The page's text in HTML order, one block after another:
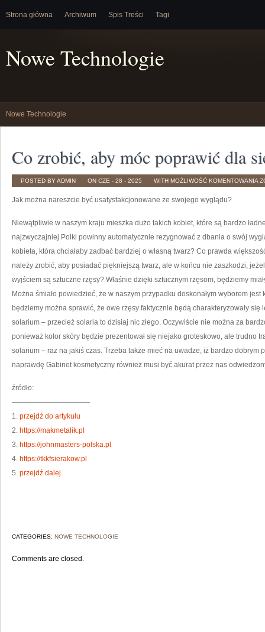
Strona główna Archiwum Spis Treści Tagi
Nowe Technologie
Nowe Technologie
Co zrobić, aby móc poprawić dla
POSTED BY ADMIN ON CZE - 28 - 2025 WITH MOŻLIWOŚĆ KOMENTOWANIA
Jak można nareszcie być usatysfakcjonowane ze swojego wyglądu?
Niewątpliwie w naszym kraju mieszka dużo takich kobiet, które są bardzo
najzwyczajniej Polki powinny automatycznie rezygnować z dbania o swój
kobieta, która chciałaby zadbać bardziej o własną twarz? Co prawda
należy zrobić, aby posiadać piękniejszą twarz, ale w końcu nie zaszkodzi,
wyjściem są sztuczne rzęsy? Właśnie dzięki sztucznym rzęsom, będziemy
Można śmiało powiedzieć, że w naszym przypadku doskonałym wyborem
będziemy można sprawić, że owe rzęsy faktycznie będą charakteryzowały
solarium – przecież solaria to dzisiaj nic złego. Oczywiście nie można za
ponieważ kolor skóry będzie prezentował się niejako groteskowo, ale trudno
solarium – raz na jakiś czas. Trzeba także mieć na uwadze, iż bardzo
naprawdę Gabinet kosmetyczny również musi być akurat przez nas
źródło:
———————————
1. przejdź do artykułu
2. https://makmetalik.pl
3. https://johnmasters-polska.pl
4. https://tkkfsierakow.pl
5. przejdź dalej
CATEGORIES: NOWE TECHNOLOGIE
Comments are closed.